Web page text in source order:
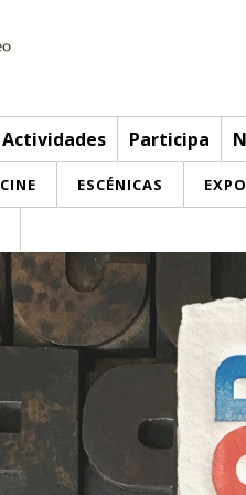
Actividades Participa
CINE ESCÉNICAS